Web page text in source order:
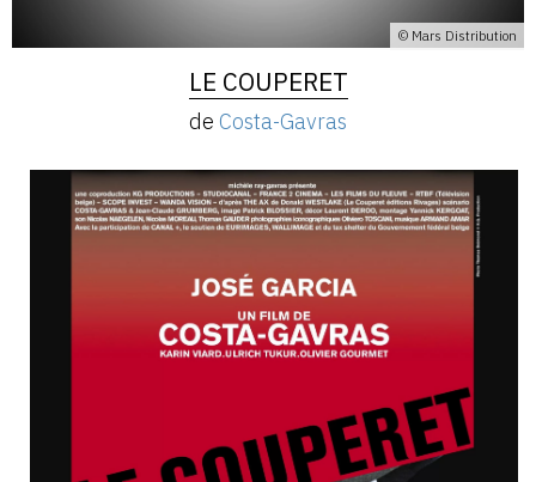
© Mars Distribution
LE COUPERET
de Costa-Gavras